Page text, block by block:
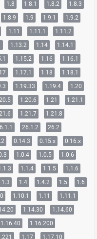
1.8 1.8.1 1.8.2
1.8.3
1.8.9 1.9 1.9.1
1.9.2
1.11 1.11.1
1.11.2
1.13.2 1.14
1.14.1
1.15.2 1.16
1.16.1
1.17.1 1.18
1.18.1
1.19.33 1.19.4
1.20
1.20.6 1.21
1.21.1
1.21.7
1.21.8
26.1.2 26.2
0.14.3 0.15.x
0.16.x
1.0.4 1.0.5
1.0.6
1.1.4 1.1.5
1.1.6
1.3 1.4 1.4.2 1.5
1.6
1.10.1 1.11
1.11.1
1.14.30
1.14.60
1.16.40
1.16.200
1.17
1.17.10